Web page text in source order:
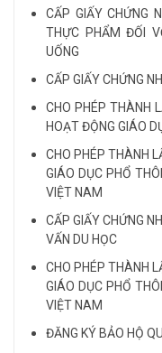
LUẬT
CẤP GIẤY CHỨNG
THỰC PHẨM ĐỐI
UỐNG
CẤP GIẤY CHỨNG
CHO PHÉP THÀNH
HOẠT ĐỘNG GIÁO
CHO PHÉP THÀNH
GIÁO DỤC PHỔ
VIỆT NAM
CẤP GIẤY CHỨNG
VẤN DU HỌC
CHO PHÉP THÀNH
GIÁO DỤC PHỔ
VIỆT NAM
ĐĂNG KÝ BẢO HỘ